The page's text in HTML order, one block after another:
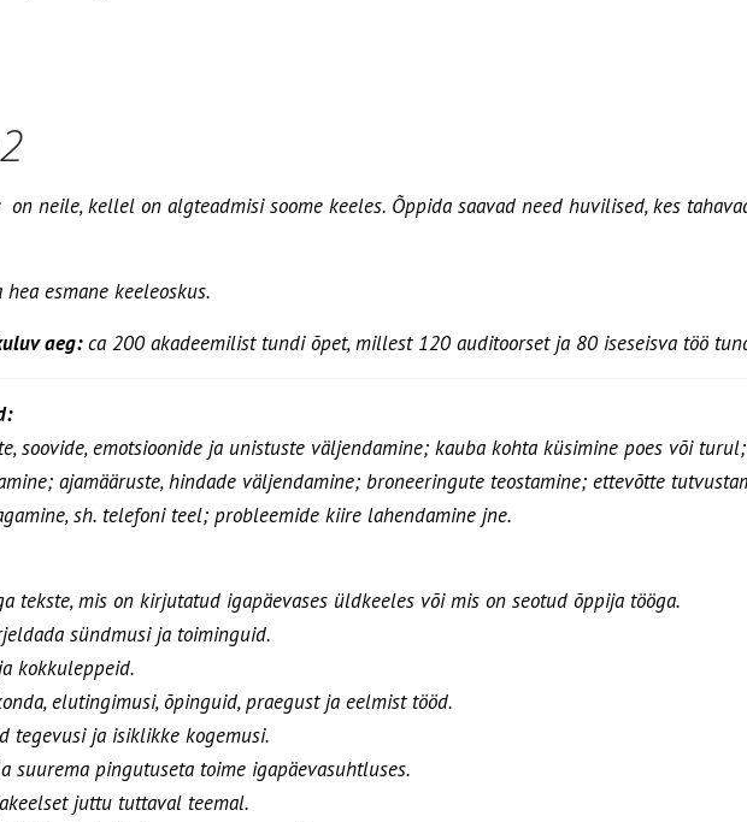
on neile, kellel on algteadmisi soome keeles. Õppida saavad need huvilised, kes
esmane keeleoskus.
aeg:ca 200 akadeemilist tundi õpet, millest 120 auditoorset ja 80 iseseisva töö
soovide, emotsioonide ja unistuste väljendamine; kauba kohta küsimine poes või
ajamääruste, hindade väljendamine; broneeringute teostamine; ettevõtte
sh. telefoni teel; probleemide kiire lahendamine jne.
tekste, mis on kirjutatud igapäevases üldkeeles või mis on seotud õppija tööga.
sündmusi ja toiminguid.
kokkuleppeid.
elutingimusi, õpinguid, praegust ja eelmist tööd.
tegevusi ja isiklikke kogemusi.
suurema pingutuseta toime igapäevasuhtluses.
juttu tuttaval teemal.